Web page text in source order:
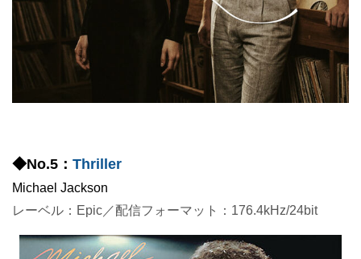
◆No.5： Thriller
Michael Jackson
レーベル：Epic／配信フォーマット：176.4kHz/24bit